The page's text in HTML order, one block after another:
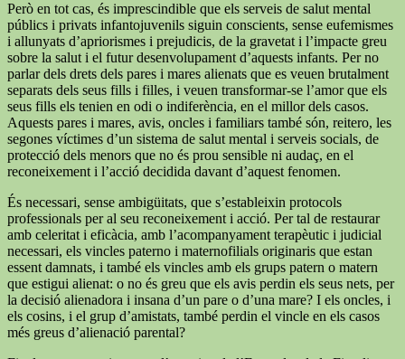
Però en tot cas, és imprescindible que els serveis de salut mental
públics i privats infantojuvenils siguin conscients, sense eufemismes
i allunyats d’apriorismes i prejudicis, de la gravetat i l’impacte greu
sobre la salut i el futur desenvolupament d’aquests infants. Per no
parlar dels drets dels pares i mares alienats que es veuen brutalment
separats dels seus fills i filles, i veuen transformar-se l’amor que els
seus fills els tenien en odi o indiferència, en el millor dels casos.
Aquests pares i mares, avis, oncles i familiars també són, reitero, les
segones víctimes d’un sistema de salut mental i serveis socials, de
protecció dels menors que no és prou sensible ni audaç, en el
reconeixement i l’acció decidida davant d’aquest fenomen.
És necessari, sense ambigüitats, que s’estableixin protocols
professionals per al seu reconeixement i acció. Per tal de restaurar
amb celeritat i eficàcia, amb l’acompanyament terapèutic i judicial
necessari, els vincles paterno i maternofilials originaris que estan
essent damnats, i també els vincles amb els grups patern o matern
que estigui alienat: o no és greu que els avis perdin els seus nets, per
la decisió alienadora i insana d’un pare o d’una mare? I els oncles, i
els cosins, i el grup d’amistats, també perdin el vincle en els casos
més greus d’alienació parental?